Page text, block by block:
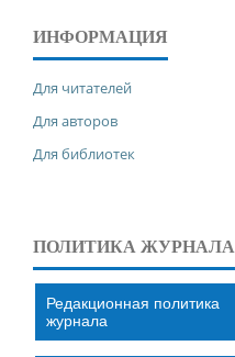
ИНФОРМАЦИЯ
Для читателей
Для авторов
Для библиотек
ПОЛИТИКА ЖУРНАЛА
Редакционная политика
журнала